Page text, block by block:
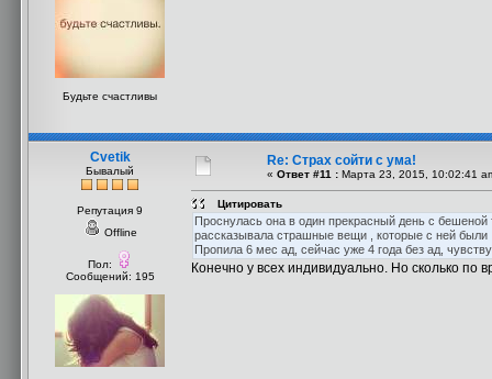
Будьте счастливы
Cvetik
Бывалый
Репутация 9
Offline
Пол:
Сообщений: 195
Re: Страх сойти с ума!
« Ответ #11 : Марта 23, 2015, 10:02:41
Цитировать
Проснулась она в один прекрасный день с бешеной
рассказывала страшные вещи , которые с ней были
Пропила 6 мес ад, сейчас уже 4 года без ад,
Конечно у всех индивидуально. Но сколько